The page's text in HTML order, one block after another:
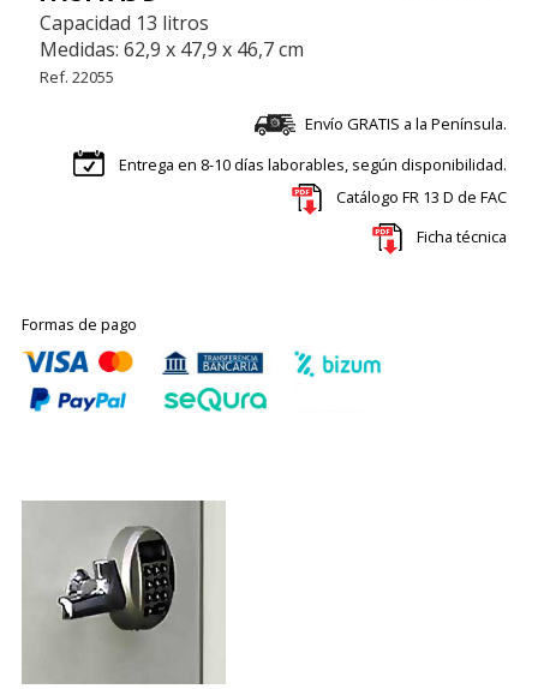
Capacidad 13 litros
Medidas: 62,9 x 47,9 x 46,7 cm
Ref. 22055
Envío GRATIS a la Península.
Entrega en 8-10 días laborables, según disponibilidad.
Catálogo FR 13 D de FAC
Ficha técnica
Formas de pago